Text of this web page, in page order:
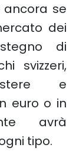
ancora se
dei
di
svizzeri,
e
euro o in
avrà
tipo.